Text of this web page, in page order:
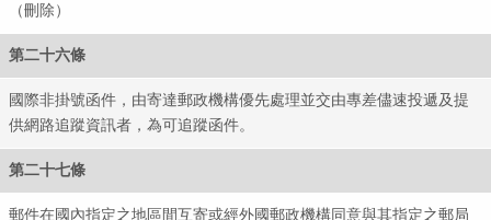
（刪除）
第二十六條
國際非掛號函件，由寄達郵政機構優先處理並交由專差儘速投遞及提
供網路追蹤資訊者，為可追蹤函件。
第二十七條
郵件在國內指定之地區間互寄或經外國郵政機構同意與其指定之郵局